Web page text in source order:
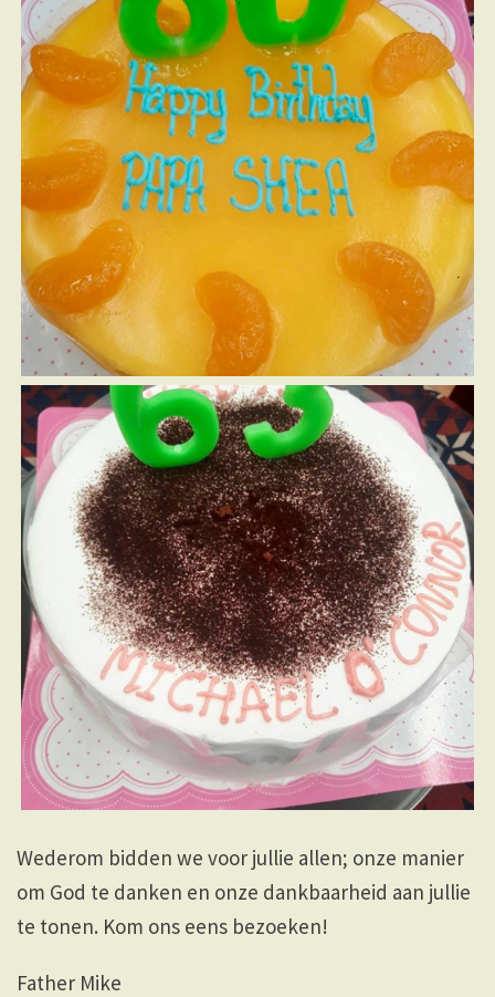
Wederom bidden we voor jullie allen; onze manier
om God te danken en onze dankbaarheid aan jullie
te tonen. Kom ons eens bezoeken!
Father Mike